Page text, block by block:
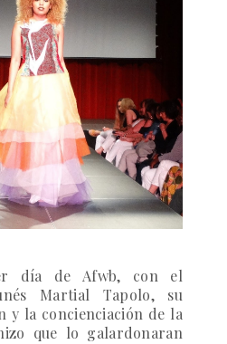
día de Afwb, con el
Martial Tapolo, su
y la concienciación de la
que lo galardonaran